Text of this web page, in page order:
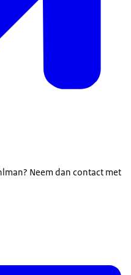
Neem dan contact met